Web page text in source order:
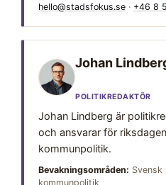
hello@stadsfokus.se · +46 8
Johan
POLITIKREDAKTÖR
Johan Lindberg är
och ansvarar för
kommunpolitik.
Bevakningsområden:
kommunpolitik